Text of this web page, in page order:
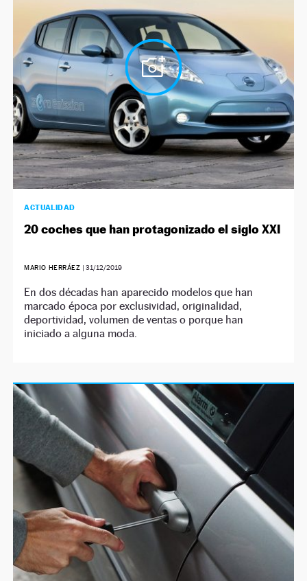
ACTUALIDAD
20 coches que han protagonizado el siglo XXI
MARIO HERRÁEZ | 31/12/2019
En dos décadas han aparecido modelos que han
marcado época por exclusividad, originalidad,
deportividad, volumen de ventas o porque han
iniciado a alguna moda.